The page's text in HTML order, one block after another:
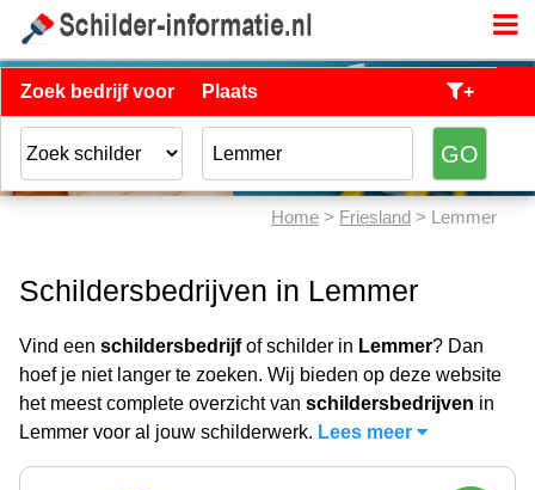
Zoek bedrijf voor Plaats +
Home > Friesland > Lemmer
Schildersbedrijven in Lemmer
Vind een schildersbedrijfof schilder in Lemmer? Dan
hoef je niet langer te zoeken. Wij bieden op deze website
het meest complete overzicht van schildersbedrijven in
Lemmer voor al jouw schilderwerk. Lees meer